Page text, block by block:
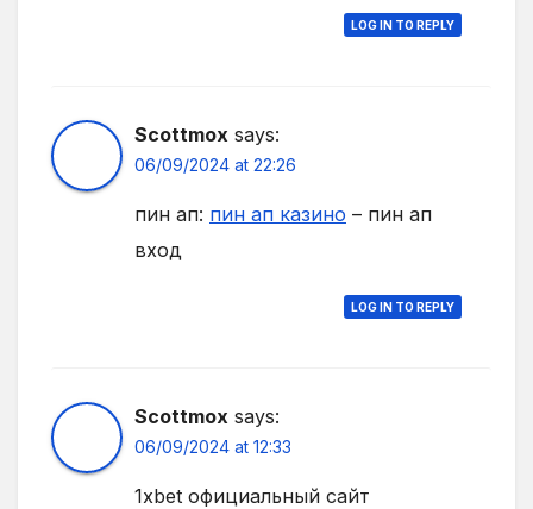
LOG IN TO REPLY
Scottmox says:
06/09/2024 at 22:26
пин ап: пин ап казино – пин ап
вход
LOG IN TO REPLY
Scottmox says:
06/09/2024 at 12:33
1xbet официальный сайт